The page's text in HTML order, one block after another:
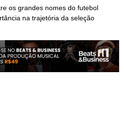
os grandes nomes do futebol
na trajetória da seleção